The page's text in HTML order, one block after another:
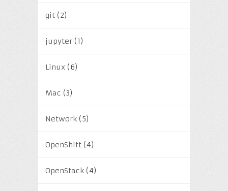
git(2)
jupyter(1)
Linux(6)
Mac (3)
Network(5)
OpenShift(4)
OpenStack(4)